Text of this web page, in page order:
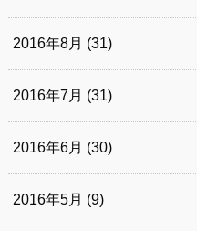
2016年8月 (31)
2016年7月 (31)
2016年6月 (30)
2016年5月 (9)